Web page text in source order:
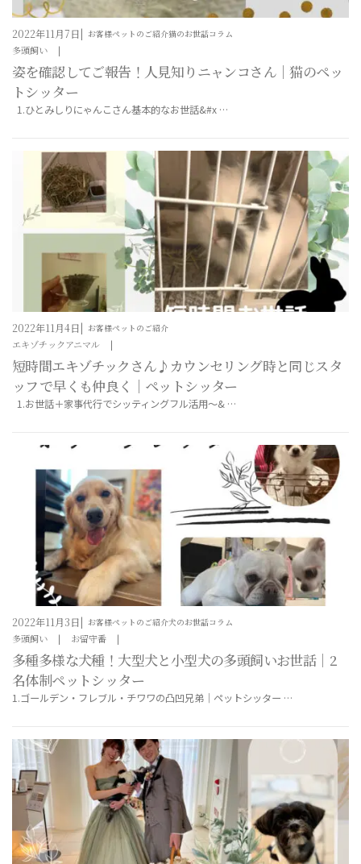
お客様ペットのご紹介猫のお世話コラム
2022年11月7日
多頭飼い
姿を確認してご報告！人見知りニャンコさん｜猫のペッ
トシッター
1.ひとみしりにゃんこさん基本的なお世話&#x …
お客様ペットのご紹介
2022年11月4日
エキゾチックアニマル
短時間エキゾチックさん♪カウンセリング時と同じスタ
ッフで早くも仲良く｜ペットシッター
1.お世話＋家事代行でシッティングフル活用～& …
お客様ペットのご紹介犬のお世話コラム
2022年11月3日
多頭飼い お留守番
多種多様な犬種！大型犬と小型犬の多頭飼いお世話｜2
名体制ペットシッター
1.ゴールデン・フレブル・チワワの凸凹兄弟｜ペットシッター …